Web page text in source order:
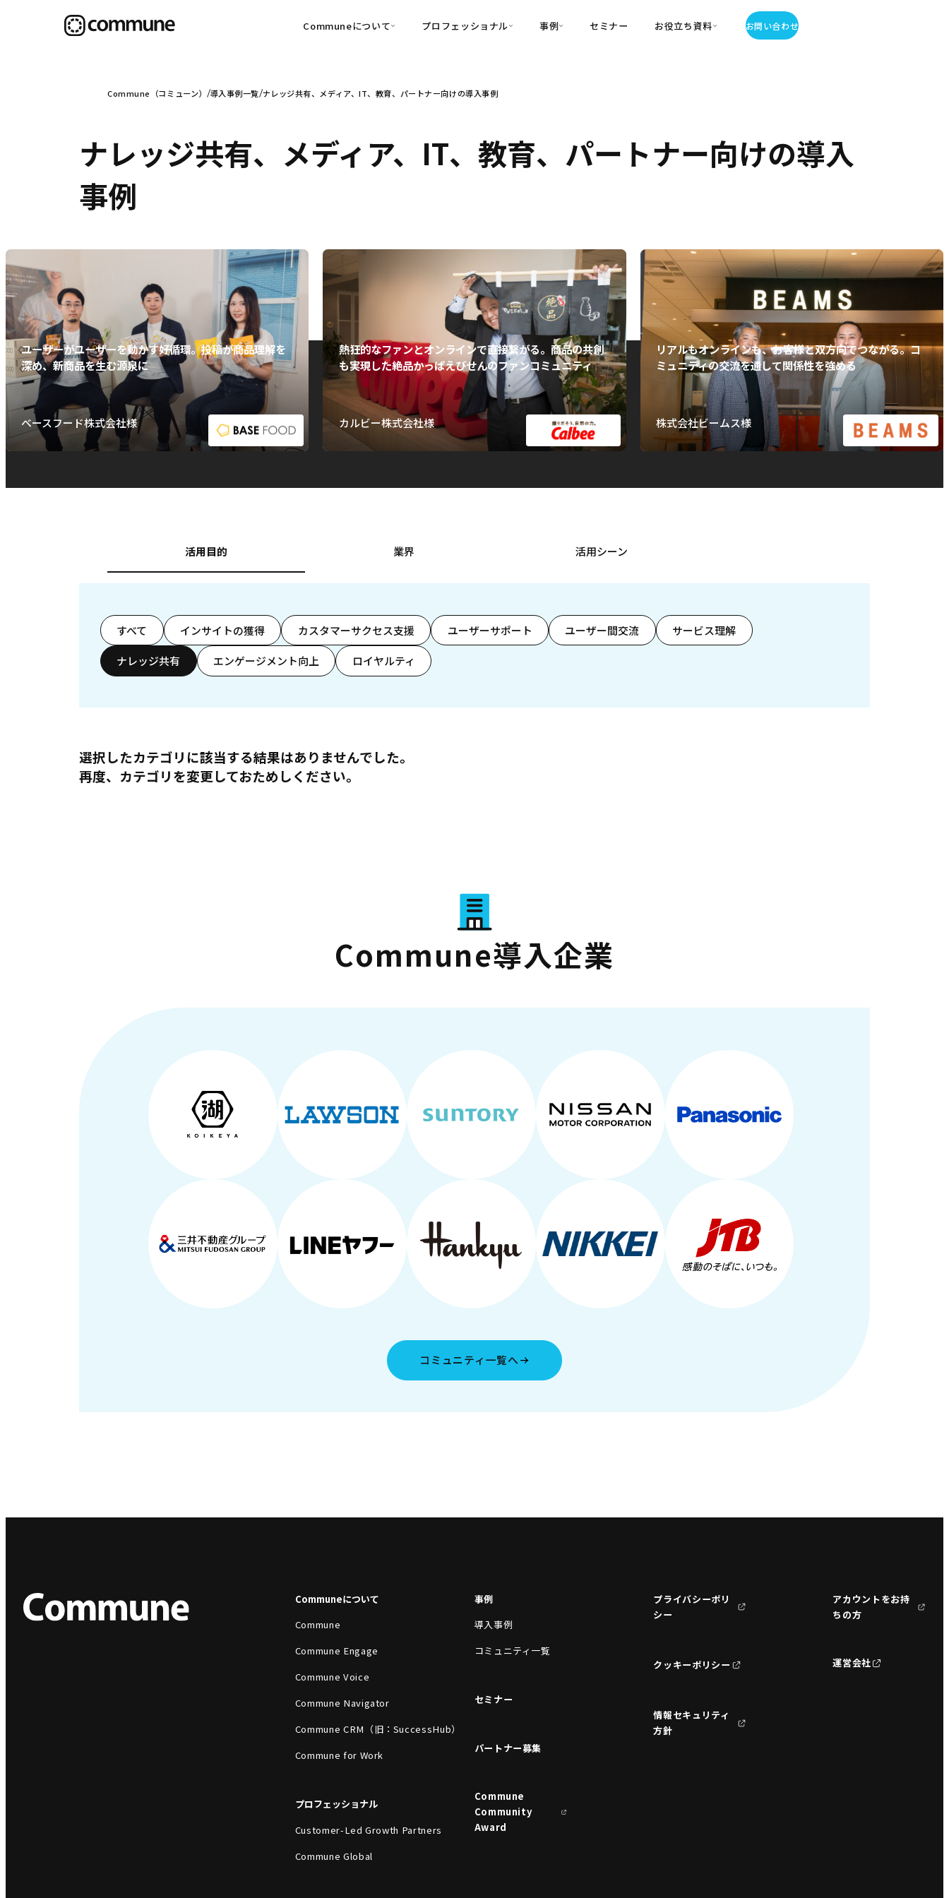
Communeについて
可視化
・Commune Voice ・Commune Navigator
信頼を醸成する信頼起点経営基盤
・Commune for Work
プロフェッショナル
・Customer-Led Growth
事例 セミナー お役立ち資料 お問い合わせ
Commune（コミューン） 導入事例一覧 ナレッジ共有、メディア、IT、教育、パートナー向けの導入事例
ナレッジ共有、メディア、IT、教育、パートナー向けの導入
事例
ユーザーがユーザーを動かす好循環。投稿が商品理解を
深め、新商品を生む源泉に
ベースフード株式会社様
熱狂的なファンとオンラインで直接繋がる。商品の共創
も実現した絶品かっぱえびせんのファンコミュニティ
カルビー株式会社様
リアルもオンラインも、お客様と双方向でつながる。コ
ミュニティの交流を通して関係性を強める
株式会社ビームス様
活用目的 業界 活用シーン
すべて インサイトの獲得 カスタマーサクセス支援 ユーザーサポート ユーザー間交流 サービス理解
ナレッジ共有 エンゲージメント向上 ロイヤルティ
選択したカテゴリに該当する結果はありませんでした。
再度、カテゴリを変更しておためしください。
Commune導入企業
コミュニティ一覧へ
Communeについて
Commune
Commune Engage
Commune Voice
Commune Navigator
Commune CRM（旧：SuccessHub）
Commune for Work
プロフェッショナル
Customer-Led Growth Partners
Commune Global
事例
導入事例
コミュニティ一覧
セミナー
パートナー募集
Commune
Community
Award
プライバシーポリ
シー
クッキーポリシー
情報セキュリティ
方針
アカウントをお持
ちの方
運営会社